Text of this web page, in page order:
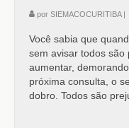
por SIEMACOCURITIBA|
Você sabia que
sem avisar todos são
aumentar,
próxima consulta, o
dobro. Todos são